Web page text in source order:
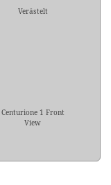
Verästelt
Centurione 1 Front
View